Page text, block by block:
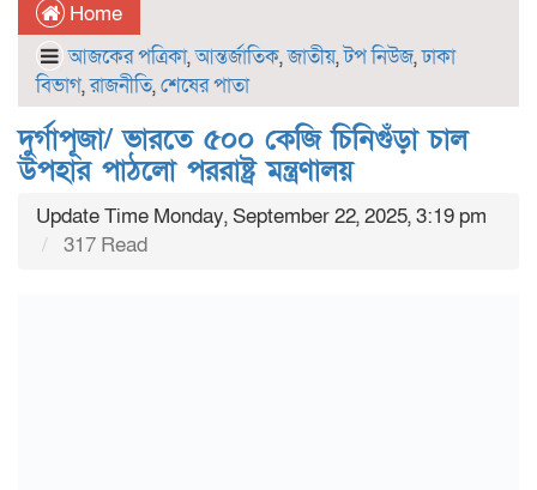
Home
আজকের পত্রিকা,আন্তর্জাতিক,জাতীয়,টপ নিউজ,ঢাকা
বিভাগ,রাজনীতি,শেষের পাতা
দুর্গাপূজা/ ভারতে ৫০০ কেজি চিনিগুঁড়া চাল
উপহার পাঠলো পররাষ্ট্র মন্ত্রণালয়
Update Time Monday, September 22, 2025, 3:19 pm
317 Read